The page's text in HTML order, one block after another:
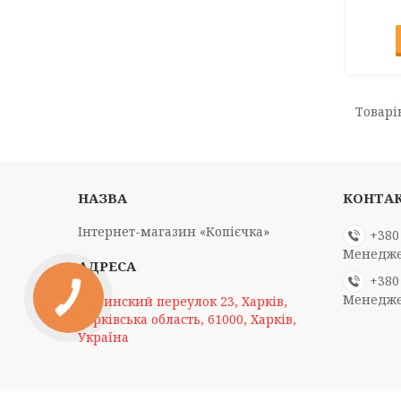
Інтернет-магазин «Копієчка»
Долинский переулок 23, Харків,
Харківська область, 61000, Харків,
Україна